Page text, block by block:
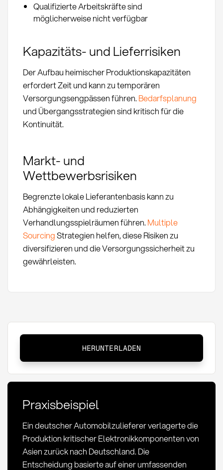
Qualifizierte Arbeitskräfte sind
möglicherweise nicht verfügbar
Kapazitäts- und Lieferrisiken
Der Aufbau heimischer Produktionskapazitäten
erfordert Zeit und kann zu temporären
Versorgungsengpässen führen. Bedarfsplanung
und Übergangsstrategien sind kritisch für die
Kontinuität.
Markt- und
Wettbewerbsrisiken
Begrenzte lokale Lieferantenbasis kann zu
Abhängigkeiten und reduzierten
Verhandlungsspielräumen führen. Multiple
SourcingStrategien helfen, diese Risiken zu
diversifizieren und die Versorgungssicherheit zu
gewährleisten.
Definition,
Methoden
und
Bedeutung
HERUNTERLADEN
Praxisbeispiel
Ein deutscher Automobilzulieferer verlagerte die
Produktion kritischer Elektronikkomponenten von
Asien zurück nach Deutschland. Die
Entscheidung basierte auf einer umfassenden